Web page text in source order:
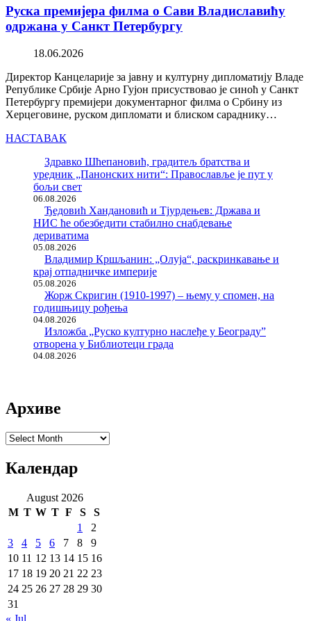
Руска премијера филма о Сави Владиславићу
одржана у Санкт Петербургу
18.06.2026
Директор Канцеларије за јавну и културну дипломатију Владе
Републике Србије Арно Гујон присуствовао је синоћ у Санкт
Петербургу премијери документарног филма о Србину из
Херцеговине, руском дипломати и блиском сараднику…
НАСТАВАК
Здравко Шћепановић, градитељ братства и
уредник „Панонских нити“: Православље је пут у
бољи свет
06.08.2026
Ђедовић Хандановић и Тјурдењев: Држава и
НИС ће обезбедити стабилно снабдевање
дериватима
05.08.2026
Владимир Кршљанин: „Олуја“, раскринкавање и
крај отпадничке империје
05.08.2026
Жорж Скригин (1910-1997) – њему у спомен, на
годишњицу рођења
04.08.2026
Изложба „Руско културно наслеђе у Београду”
отворена у Библиотеци града
04.08.2026
Архиве
Архиве
Календар
August 2026
M T W T F S
S
1
2
3
4 5 6 7 8
9
10 11 12 13 14 15 16
17 18 19 20 21 22 23
24 25 26 27 28 29 30
31
« Jul